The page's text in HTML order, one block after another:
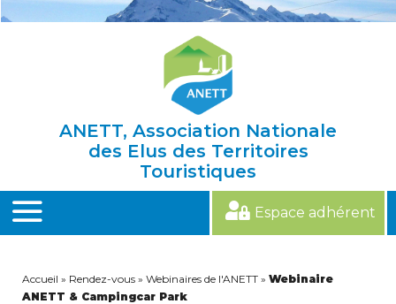
ANETT, Association Nationale
des Elus des Territoires
Touristiques
MENU
Espace adhérent
Accueil » Rendez-vous » Webinaires de l'ANETT » Webinaire
ANETT & Campingcar Park